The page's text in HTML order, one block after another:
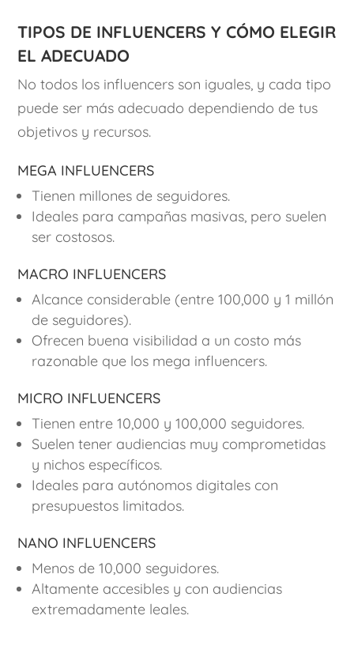
Tipos de influencers y cómo elegir
el adecuado
No todos los influencers son iguales, y cada tipo
puede ser más adecuado dependiendo de tus
objetivos y recursos.
Mega influencers
Tienen millones de seguidores.
Ideales para campañas masivas, pero suelen
ser costosos.
Macro influencers
Alcance considerable (entre 100,000 y 1 millón
de seguidores).
Ofrecen buena visibilidad a un costo más
razonable que los mega influencers.
Micro influencers
Tienen entre 10,000 y 100,000 seguidores.
Suelen tener audiencias muy comprometidas
y nichos específicos.
Ideales para autónomos digitales con
presupuestos limitados.
Nano influencers
Menos de 10,000 seguidores.
Altamente accesibles y con audiencias
extremadamente leales.